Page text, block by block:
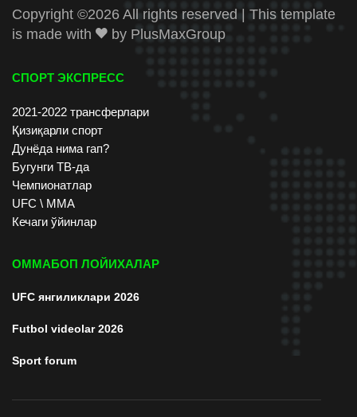
Copyright ©2026 All rights reserved | This template
is made with
by PlusMaxGroup
СПОРТ ЭКСПРЕСС
2021-2022 трансферлари
Қизиқарли спорт
Дунёда нима гап?
Бугунги ТВ-да
Чемпионатлар
UFC \ ММА
Кечаги ўйинлар
ОММАБОП ЛОЙИХАЛАР
UFC янгиликлари 2026
Futbol videolar 2026
Sport forum